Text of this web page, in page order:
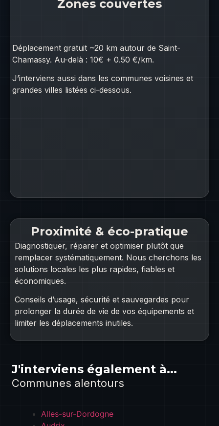
Zones couvertes
Déplacement gratuit ~20 km autour de Saint-
Chamassy. Au-delà : 10€ + 0.50 €/km.
J’interviens aussi dans les communes voisines et
grandes villes listées ci-dessous.
Proximité & éco-pratique
Diagnostiquer, réparer et optimiser plutôt que
remplacer systématiquement. Nous cherchons les
solutions locales les plus rapides, fiables et
économiques.
Conseils d’usage, sécurité et sauvegardes pour
prolonger la durée de vie de vos équipements et
limiter les déplacements inutiles.
J'interviens également à...
Communes alentours
Alles-sur-Dordogne